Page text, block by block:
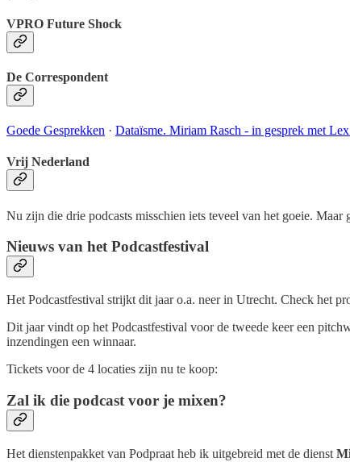
VPRO Future Shock
De Correspondent
Goede Gesprekken · Dataïsme. Miriam Rasch - in gesprek met
Vrij Nederland
Nu zijn die drie podcasts misschien iets teveel van het goeie.
Nieuws van het Podcastfestival
Het Podcastfestival strijkt dit jaar o.a. neer in Utrecht. Check het
Dit jaar vindt op het Podcastfestival voor de tweede keer een
inzendingen een winnaar.
Tickets voor de 4 locaties zijn nu te koop:
Zal ik die podcast voor je mixen?
Het dienstenpakket van Podpraat heb ik uitgebreid met de dienst